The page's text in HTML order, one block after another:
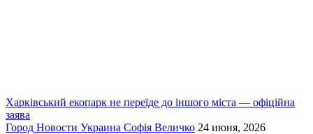
Харківський екопарк не переїде до іншого міста — офіційна
заява
Город Новости Украина Софія Величко 24 июня, 2026